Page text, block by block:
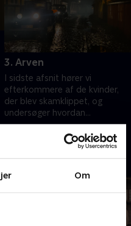
Om
3. Arven
I sidste afsnit hører vi
efterkommere af de kvinder,
der blev skamklippet, og
undersøger hvordan
begivenhederne i 1945 stadig
præger familier og